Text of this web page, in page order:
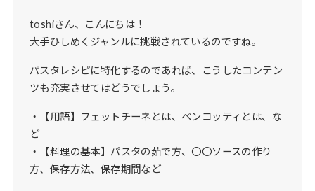
toshiさん、こんにちは！
大手ひしめくジャンルに挑戦されているのですね。
パスタレシピに特化するのであれば、こうしたコンテン
ツも充実させてはどうでしょう。
・【用語】フェットチーネとは、ベンコッティとは、な
ど
・【料理の基本】パスタの茹で方、〇〇ソースの作り
方、保存方法、保存期間など